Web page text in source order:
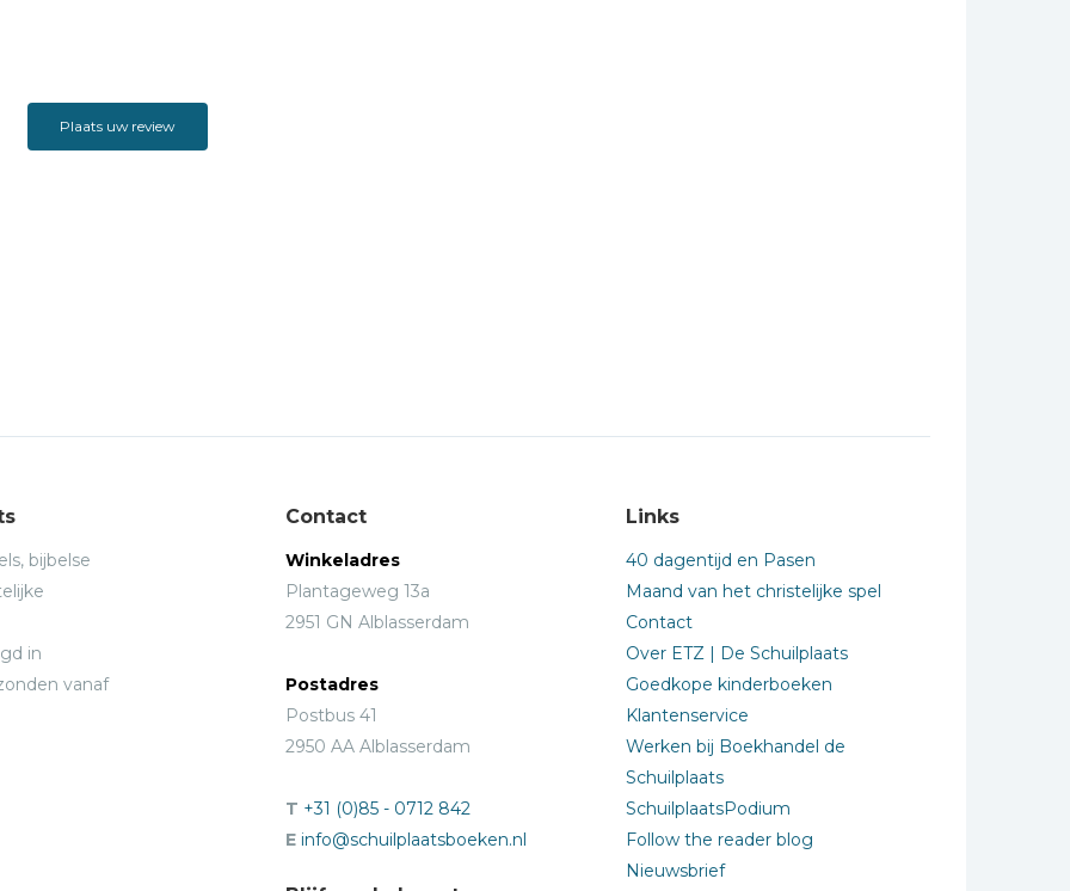
Plaats uw review
bijbelse
in
vanaf
Contact
Winkeladres
Plantageweg 13a
2951 GN Alblasserdam
Postadres
Postbus 41
2950 AA Alblasserdam
T +31 (0)85 - 0712 842
E info@schuilplaatsboeken.nl
Links
40 dagentijd en Pasen
Maand van het christelijke spel
Contact
Over ETZ | De Schuilplaats
Goedkope kinderboeken
Klantenservice
Werken bij Boekhandel de
Schuilplaats
SchuilplaatsPodium
Follow the reader blog
Nieuwsbrief